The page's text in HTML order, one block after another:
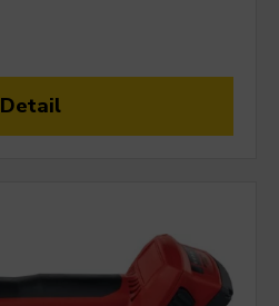
Detail